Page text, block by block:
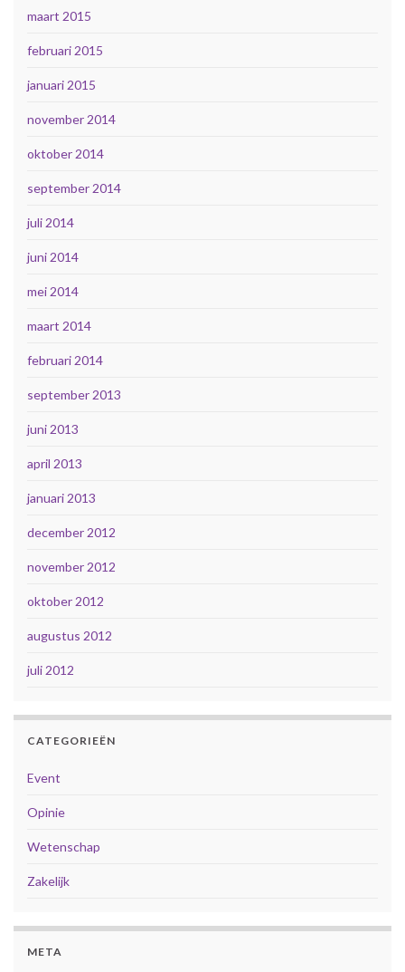
maart 2015
februari 2015
januari 2015
november 2014
oktober 2014
september 2014
juli 2014
juni 2014
mei 2014
maart 2014
februari 2014
september 2013
juni 2013
april 2013
januari 2013
december 2012
november 2012
oktober 2012
augustus 2012
juli 2012
CATEGORIEËN
Event
Opinie
Wetenschap
Zakelijk
META